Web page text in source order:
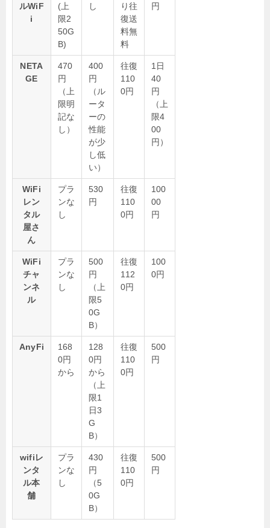
ルWiF
i
(上
限2
50G
B)
し
り往
復送
料無
料
円
NETA
GE
470
円
（上
限明
記な
し）
400
円
（ル
ータ
ーの
性能
が少
し低
い）
往復
110
0円
1日
40
円
（上
限4
00
円）
WiFi
レン
タル
屋さ
ん
プラ
ンな
し
530
円
往復
110
0円
100
00
円
WiFi
チャ
ンネ
ル
プラ
ンな
し
500
円
（上
限5
0G
B）
往復
112
0円
100
0円
AnyFi
168
0円
から
128
0円
から
（上
限1
日3
G
B）
往復
110
0円
500
円
wifiレ
ンタ
ル本
舗
プラ
ンな
し
430
円
（5
0G
B）
往復
110
0円
500
円